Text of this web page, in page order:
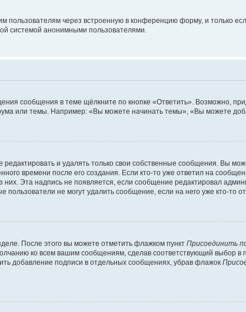
пользователям через встроенную в конференцию форму, и только
системой анонимными пользователями.
сообщения в теме щёлкните по кнопке «Ответить». Возможно,
или темы. Например: «Вы можете начинать темы», «Вы можете
и удалять только свои собственные сообщения. Вы
времени после его создания. Если кто-то уже ответил на
них. Эта надпись не появляется, если сообщение редактировал
не могут удалить сообщение, если на него уже кто-то
После этого вы можете отметить флажком пункт Присоединить
ко всем вашим сообщениям, сделав соответствующий выбор
добавление подписи в отдельных сообщениях, убрав флажок